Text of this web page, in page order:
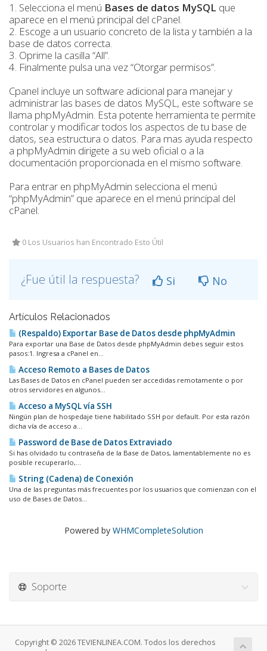
1. Selecciona el menú Bases de datos MySQL que
aparece en el menú principal del cPanel.
2. Escoge a un usuario concreto de la lista y también a la
base de datos correcta.
3. Oprime la casilla “All”.
4. Finalmente pulsa una vez “Otorgar permisos”.
Cpanel incluye un software adicional para manejar y
administrar las bases de datos MySQL, este software se
llama phpMyAdmin. Esta potente herramienta te permite
controlar y modificar todos los aspectos de tu base de
datos, sea estructura o datos. Para mas ayuda respecto
a phpMyAdmin dirigete a su web oficial o a la
documentación proporcionada en el mismo software.
Para entrar en phpMyAdmin selecciona el menú
“phpMyAdmin” que aparece en el menú principal del
cPanel.
0 Los Usuarios han Encontrado Esto Útil
¿Fue útil la respuesta? Si No
Artículos Relacionados
(Respaldo) Exportar Base de Datos desde phpMyAdmin
Para exportar una Base de Datos desde phpMyAdmin debes seguir estos
pasos:1. Ingresa a cPanel en...
Acceso Remoto a Bases de Datos
Las Bases de Datos en cPanel pueden ser accedidas remotamente o por
otros servidores en algunos...
Acceso a MySQL vía SSH
Ningún plan de hospedaje tiene habilitado SSH por default. Por esta razón
dicha vía de acceso a...
Password de Base de Datos Extraviado
Si has olvidado tu contraseña de la Base de Datos, lamentablemente no es
posible recuperarlo,...
String (Cadena) de Conexión
Una de las preguntas más frecuentes por los usuarios que comienzan con el
uso de Bases de Datos...
Powered by WHMCompleteSolution
Soporte
Copyright © 2026 TEVIENLINEA.COM. Todos los derechos